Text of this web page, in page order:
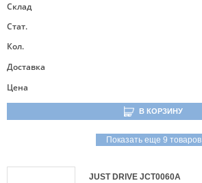
Склад
Стат.
Кол.
Доставка
Цена
В КОРЗИНУ
Показать еще 9 товаров
JUST DRIVE JCT0060A